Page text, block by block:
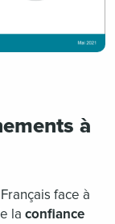
à
face à
la confiance